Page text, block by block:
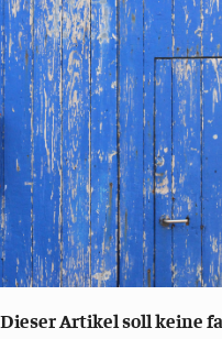
Artikel soll keine